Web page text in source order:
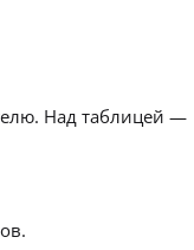
Над таблицей —